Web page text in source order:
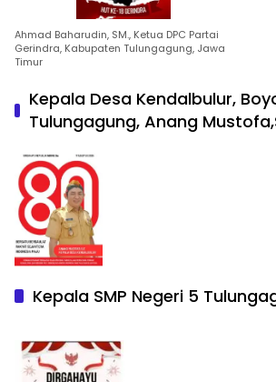
Ahmad Baharudin, SM., Ketua DPC Partai
Gerindra, Kabupaten Tulungagung, Jawa
Timur
Kepala Desa Kendalbulur,
Tulungagung, Anang
Kepala SMP Negeri 5